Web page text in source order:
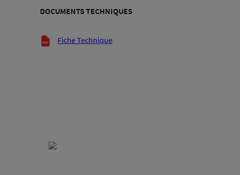
DOCUMENTS TECHNIQUES
Documents techniques
Fiche Technique